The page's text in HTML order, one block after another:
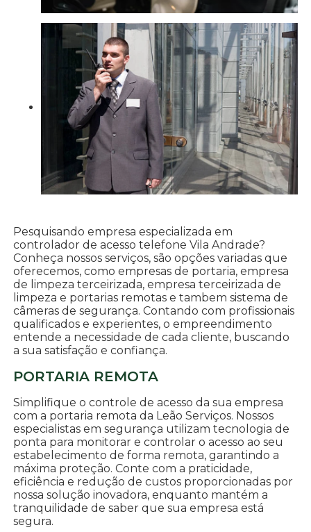
Pesquisando empresa especializada em
controlador de acesso telefone Vila Andrade?
Conheça nossos serviços, são opções variadas que
oferecemos, como empresas de portaria, empresa
de limpeza terceirizada, empresa terceirizada de
limpeza e portarias remotas e tambem sistema de
câmeras de segurança. Contando com profissionais
qualificados e experientes, o empreendimento
entende a necessidade de cada cliente, buscando
a sua satisfação e confiança.
PORTARIA REMOTA
Simplifique o controle de acesso da sua empresa
com a portaria remota da Leão Serviços. Nossos
especialistas em segurança utilizam tecnologia de
ponta para monitorar e controlar o acesso ao seu
estabelecimento de forma remota, garantindo a
máxima proteção. Conte com a praticidade,
eficiência e redução de custos proporcionadas por
nossa solução inovadora, enquanto mantém a
tranquilidade de saber que sua empresa está
segura.